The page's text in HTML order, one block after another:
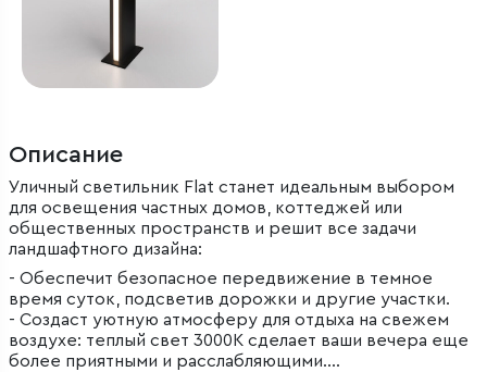
Описание
Уличный светильник Flat станет идеальным выбором
для освещения частных домов, коттеджей или
общественных пространств и решит все задачи
ландшафтного дизайна:
- Обеспечит безопасное передвижение в темное
время суток, подсветив дорожки и другие участки.
- Создаст уютную атмосферу для отдыха на свежем
воздухе: теплый свет 3000K сделает ваши вечера еще
более приятными и расслабляющими.